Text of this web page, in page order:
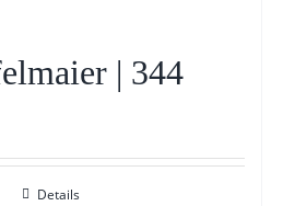
| 344
Details